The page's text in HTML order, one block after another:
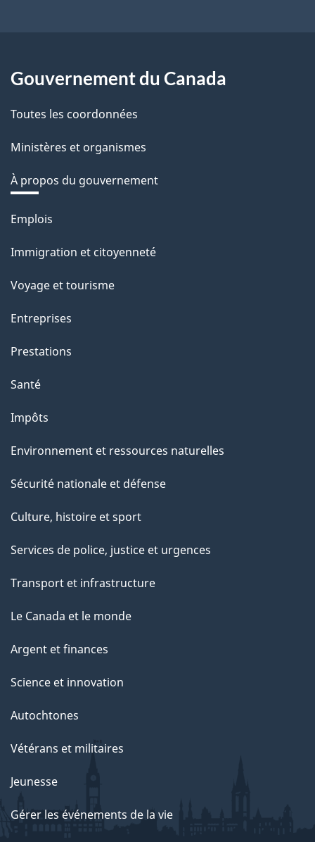
Gouvernement du Canada
Toutes les coordonnées
Ministères et organismes
À propos du gouvernement
Thèmes
sujets
Emplois
Immigration et citoyenneté
Voyage et tourisme
Entreprises
Prestations
Santé
Impôts
Environnement et ressources naturelles
Sécurité nationale et défense
Culture, histoire et sport
Services de police, justice et urgences
Transport et infrastructure
Le Canada et le monde
Argent et finances
Science et innovation
Autochtones
Vétérans et militaires
Jeunesse
Gérer les événements de la vie